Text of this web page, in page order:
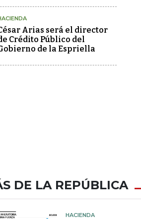
Arias será el director
Crédito Público del
de la Espriella
DE LA REPÚBLICA
HACIENDA